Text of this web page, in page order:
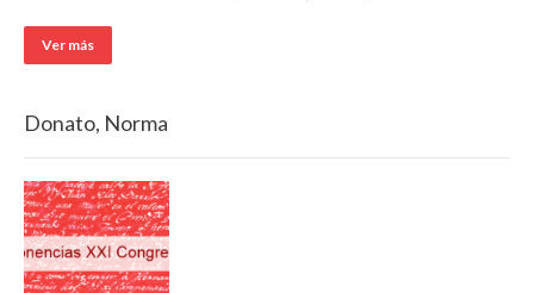
Ver más
Donato, Norma